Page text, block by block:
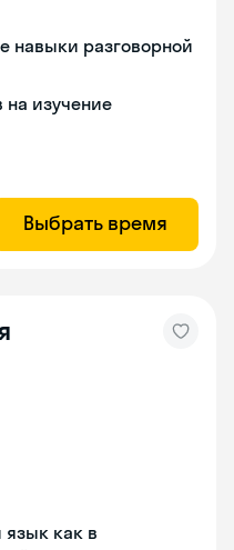
навыки разговорной
на изучение
Выбрать время
язык как в